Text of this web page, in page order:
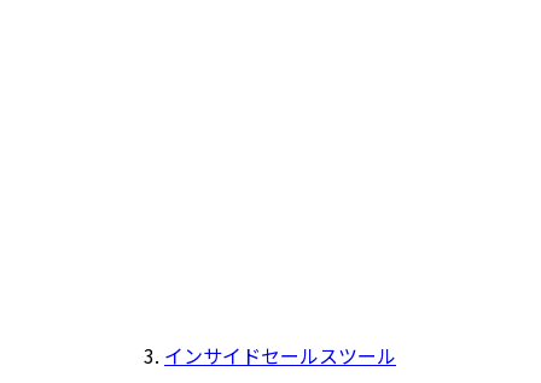
インサイドセールスツール